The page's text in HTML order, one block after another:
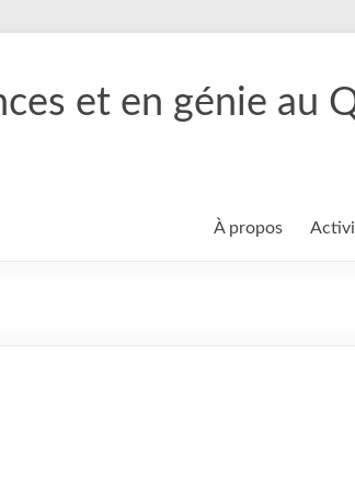
et en génie au
À propos